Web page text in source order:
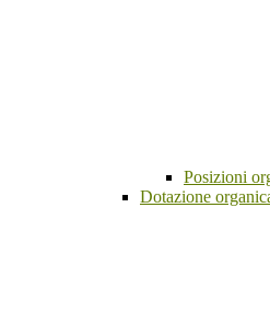
Posizioni
Dotazione